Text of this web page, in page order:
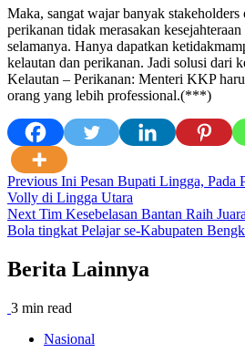
Maka, sangat wajar banyak stakeholders
perikanan tidak merasakan
selamanya. Hanya dapatkan
kelautan dan perikanan. Jadi solusi dari
Kelautan – Perikanan: Menteri KKP
orang yang lebih professional.(***)
Post
navigation
Previous Ini Pesan Bupati Lingga, Pada
Volly di Lingga Utara
Next Tim Kesebelasan Bantan Raih
Bola tingkat Pelajar se-Kabupaten
Berita Lainnya
3 min read
Nasional